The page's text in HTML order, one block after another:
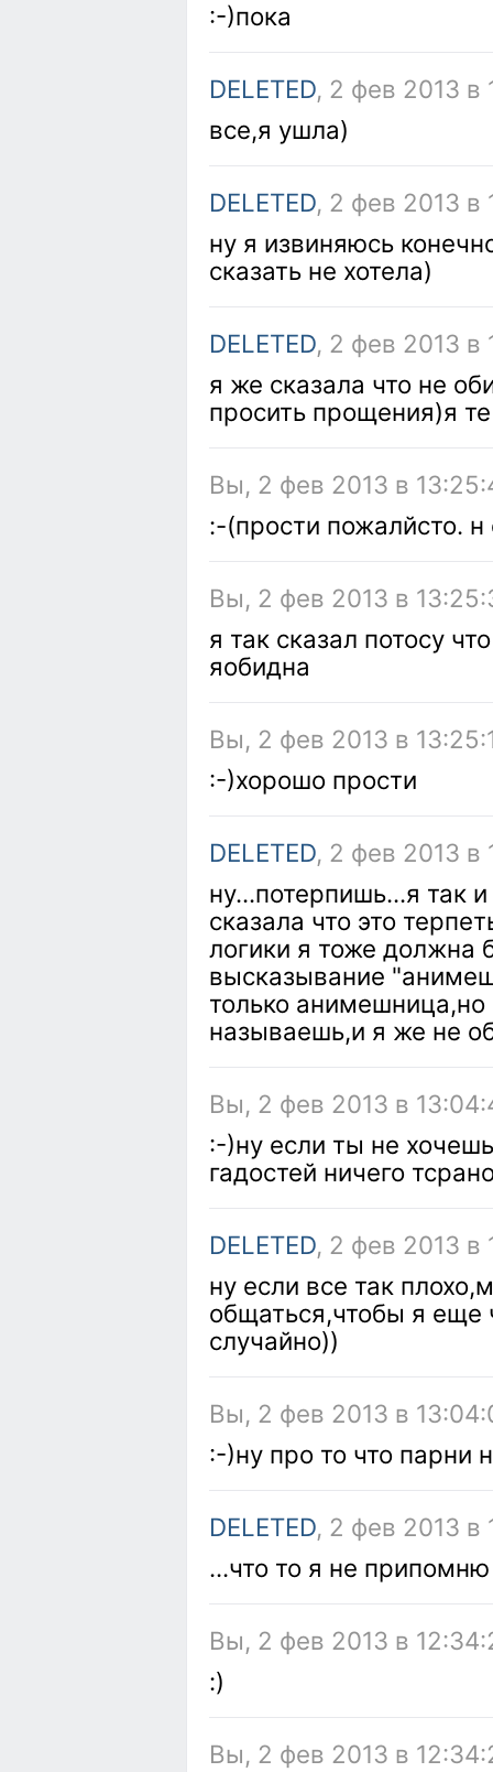
:-)пока
DELETED, 2 фев 2013 в
все,я ушла)
DELETED, 2 фев 2013 в
ну я извиняюсь
сказать не хотела)
DELETED, 2 фев 2013 в
я же сказала что не
просить прощения)я
Вы, 2 фев 2013 в
:-(прости пожалйсто. н
Вы, 2 фев 2013 в
я так сказал потосу
яобидна
Вы, 2 фев 2013 в
:-)хорошо прости
DELETED, 2 фев 2013 в
ну...потерпишь...я так
сказала что это
логики я тоже должна
высказывание
только
называешь,и я же не
Вы, 2 фев 2013 в
:-)ну если ты не
гадостей ничего
DELETED, 2 фев 2013 в
ну если все так
общаться,чтобы я еще
случайно))
Вы, 2 фев 2013 в
:-)ну про то что парни
DELETED, 2 фев 2013 в
...что то я не
Вы, 2 фев 2013 в
:)
Вы, 2 фев 2013 в